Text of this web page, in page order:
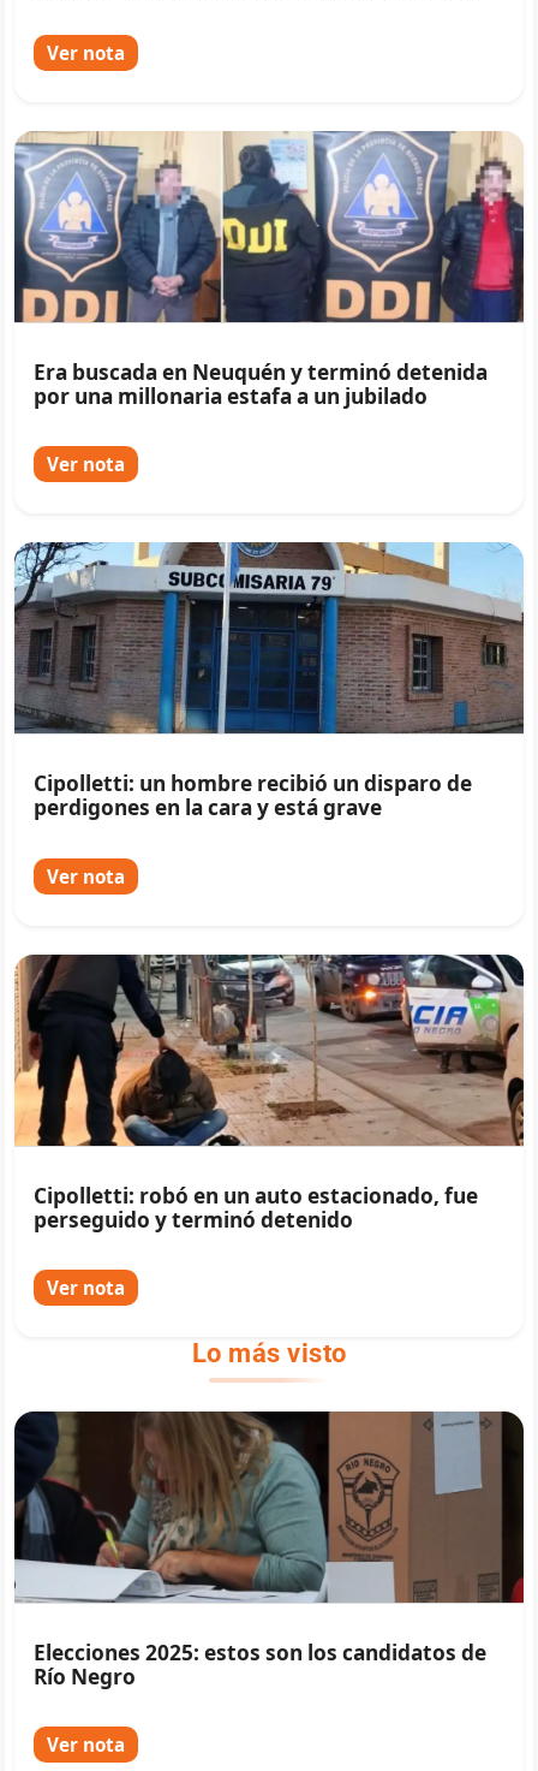
Ver nota
Era buscada en Neuquén y terminó detenida
por una millonaria estafa a un jubilado
Ver nota
Cipolletti: un hombre recibió un disparo de
perdigones en la cara y está grave
Ver nota
Cipolletti: robó en un auto estacionado, fue
perseguido y terminó detenido
Ver nota
Lo más visto
Elecciones 2025: estos son los candidatos de
Río Negro
Ver nota